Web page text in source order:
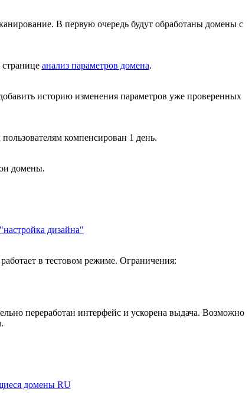
В первую очередь будут обработаны домены с
анализ параметров домена.
историю изменения параметров уже проверенных
компенсирован 1 день.
домены.
"настройка дизайна"
в тестовом режиме. Ограничения:
переработан интерфейс и ускорена выдача. Возможно
домены RU